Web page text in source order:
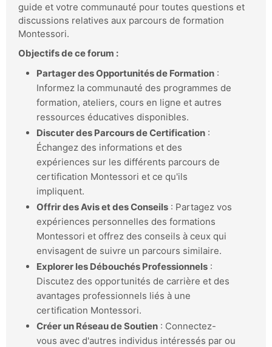
guide et votre communauté pour toutes questions et
discussions relatives aux parcours de formation
Montessori.
Objectifs de ce forum :
Partager des Opportunités de Formation :
Informez la communauté des programmes de
formation, ateliers, cours en ligne et autres
ressources éducatives disponibles.
Discuter des Parcours de Certification :
Échangez des informations et des
expériences sur les différents parcours de
certification Montessori et ce qu'ils
impliquent.
Offrir des Avis et des Conseils : Partagez vos
expériences personnelles des formations
Montessori et offrez des conseils à ceux qui
envisagent de suivre un parcours similaire.
Explorer les Débouchés Professionnels :
Discutez des opportunités de carrière et des
avantages professionnels liés à une
certification Montessori.
Créer un Réseau de Soutien : Connectez-
vous avec d'autres individus intéressés par ou